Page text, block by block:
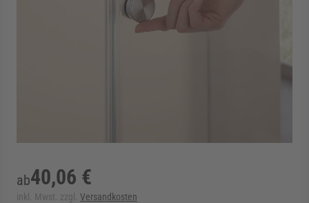
für Kategorie Zargen anzeigen
ab40,06 €
inkl. Mwst. zzgl. Versandkosten